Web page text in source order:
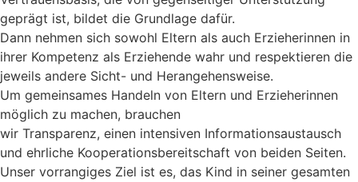
geprägt ist, bildet die Grundlage dafür.
Dann nehmen sich sowohl Eltern als auch Erzieherinnen in
ihrer Kompetenz als Erziehende wahr und respektieren die
jeweils andere Sicht- und Herangehensweise.
Um gemeinsames Handeln von Eltern und Erzieherinnen
möglich zu machen, brauchen
wir Transparenz, einen intensiven Informationsaustausch
und ehrliche Kooperationsbereitschaft von beiden Seiten.
Unser vorrangiges Ziel ist es, das Kind in seiner gesamten